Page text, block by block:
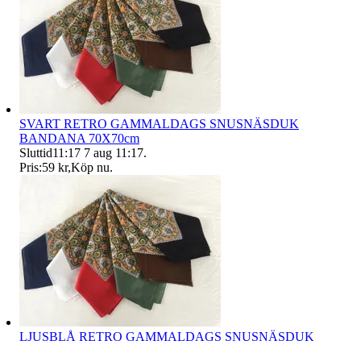
SVART RETRO GAMMALDAGS SNUSNÄSDUK
BANDANA 70X70cm
Sluttid11:17 7 aug 11:17.
Pris:59 kr,Köp nu.
LJUSBLÅ RETRO GAMMALDAGS SNUSNÄSDUK